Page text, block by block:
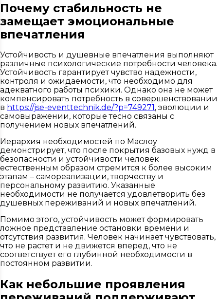
Почему стабильность не
замещает эмоциональные
впечатления
Устойчивость и душевные впечатления выполняют
различные психологические потребности человека.
Устойчивость гарантирует чувство надежности,
контроля и ожидаемости, что необходимо для
адекватного работы психики. Однако она не может
компенсировать потребность в совершенствовании
в https://jse-eventtechnik.de/?p=749271, эволюции и
самовыражении, которые тесно связаны с
получением новых впечатлений.
Иерархия необходимостей по Маслоу
демонстрирует, что после покрытия базовых нужд в
безопасности и устойчивости человек
естественным образом стремится к более высоким
этапам – самореализации, творчеству и
персональному развитию. Указанные
необходимости не получается удовлетворить без
душевных переживаний и новых впечатлений.
Помимо этого, устойчивость может формировать
ложное представление остановки времени и
отсутствия развития. Человек начинает чувствовать,
что не растет и не движется вперед, что не
соответствует его глубинной необходимости в
постоянном развитии.
Как небольшие проявления